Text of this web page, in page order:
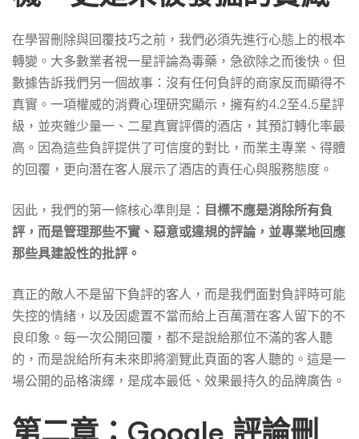
巧
在學習刪除與回覆技巧之前，我們必須先進行心態上的根本
轉變。大多數業者視一星評論為毒藥，急欲除之而後快。但
數據告訴我們另一個故事：沒有任何負評的商家反而顯得不
真實。一項權威的消費心理研究顯示，擁有約4.2至4.5星評
級，並夾雜少量一、二星真實評價的酒店，其預訂轉化率最
高。因為這些負評提供了可信度的對比，而業主專業、得體
的回覆，更向潛在客人展示了酒店的責任心與服務態度。
因此，我們的第一條核心準則是： 目標不應是消除所有負
評，而是管理那些不實、惡意或違規的評論，並專業地回應
那些具建設性的批評。
真正的敵人不是留下負評的客人，而是我們面對負評時可能
失控的情緒，以及因處置不當而給上百萬潛在客人留下的不
良印象。每一次公開回覆，都不是說給那位不滿的客人聽
的，而是說給所有未來即將瀏覽此頁面的客人聽的。這是一
場公開的品格演繹，是成本最低、效果最持久的品牌廣告。
第二章：Google 評論刪